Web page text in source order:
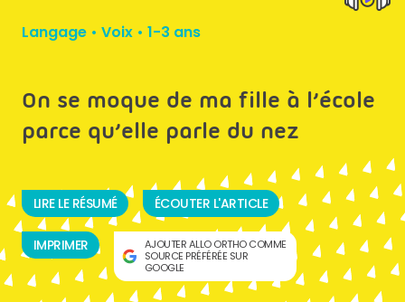
Langage • Voix • 1-3 ans
On se moque de ma fille à l’école
parce qu’elle parle du nez
LIRE LE RÉSUMÉ ÉCOUTER L'ARTICLE
IMPRIMER
AJOUTER ALLO ORTHO COMME
SOURCE PRÉFÉRÉE SUR
GOOGLE